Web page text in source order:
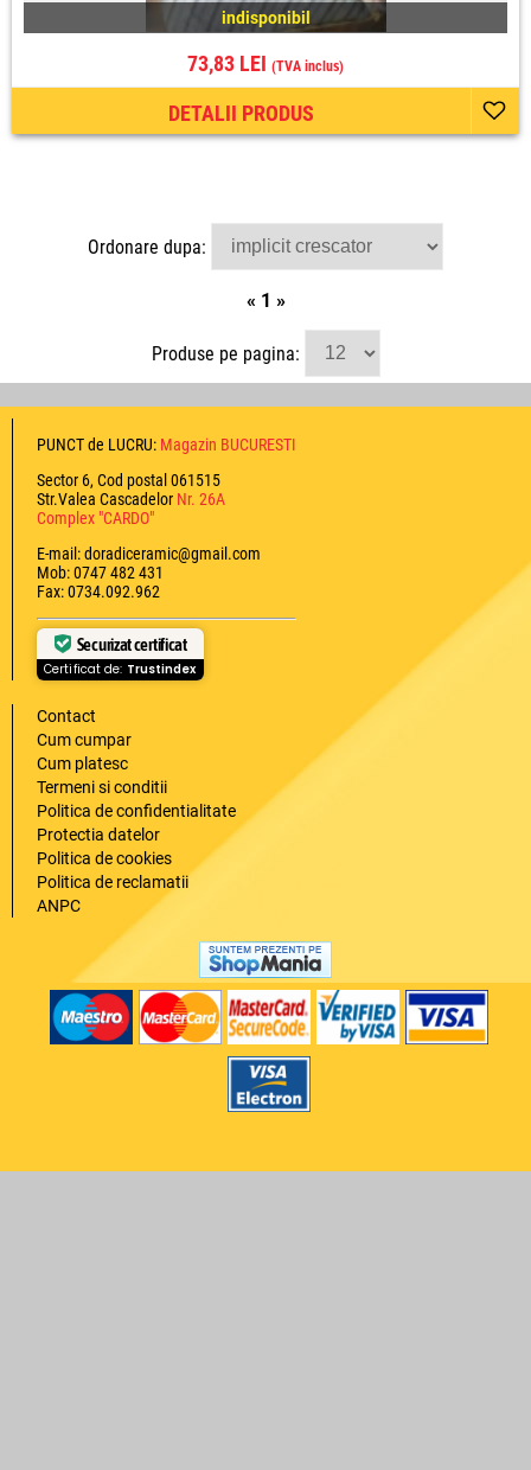
indisponibil
73,83 LEI (TVA inclus)
DETALII PRODUS
Ordonare dupa:
« 1 »
Produse pe pagina:
PUNCT de LUCRU: Magazin BUCURESTI
Sector 6, Cod postal 061515
Str.Valea Cascadelor Nr. 26A
Complex "CARDO"
E-mail: doradiceramic@gmail.com
Mob: 0747 482 431
Fax: 0734.092.962
Securizat certificat
Certificat de: Trustindex
Contact
Cum cumpar
Cum platesc
Termeni si conditii
Politica de confidentialitate
Protectia datelor
Politica de cookies
Politica de reclamatii
ANPC